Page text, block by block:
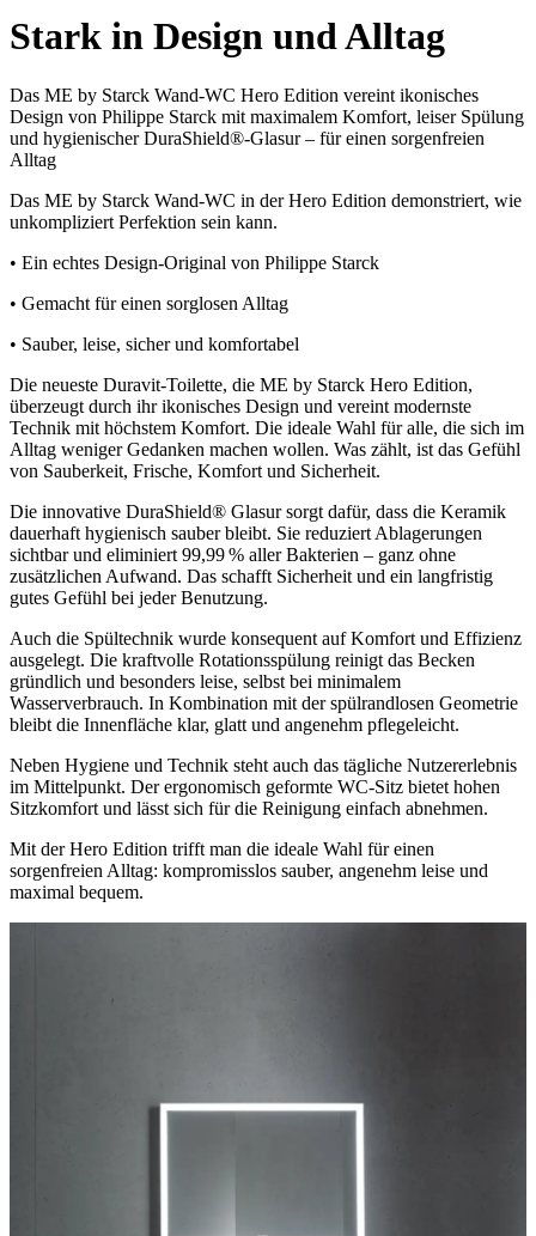
Stark in Design und Alltag
Das ME by Starck Wand-WC Hero Edition vereint ikonisches
Design von Philippe Starck mit maximalem Komfort, leiser Spülung
und hygienischer DuraShield®-Glasur – für einen sorgenfreien
Alltag
Das ME by Starck Wand-WC in der Hero Edition demonstriert, wie
unkompliziert Perfektion sein kann.
• Ein echtes Design-Original von Philippe Starck
• Gemacht für einen sorglosen Alltag
• Sauber, leise, sicher und komfortabel
Die neueste Duravit-Toilette, die ME by Starck Hero Edition,
überzeugt durch ihr ikonisches Design und vereint modernste
Technik mit höchstem Komfort. Die ideale Wahl für alle, die sich im
Alltag weniger Gedanken machen wollen. Was zählt, ist das Gefühl
von Sauberkeit, Frische, Komfort und Sicherheit.
Die innovative DuraShield® Glasur sorgt dafür, dass die Keramik
dauerhaft hygienisch sauber bleibt. Sie reduziert Ablagerungen
sichtbar und eliminiert 99,99 % aller Bakterien – ganz ohne
zusätzlichen Aufwand. Das schafft Sicherheit und ein langfristig
gutes Gefühl bei jeder Benutzung.
Auch die Spültechnik wurde konsequent auf Komfort und Effizienz
ausgelegt. Die kraftvolle Rotationsspülung reinigt das Becken
gründlich und besonders leise, selbst bei minimalem
Wasserverbrauch. In Kombination mit der spülrandlosen Geometrie
bleibt die Innenfläche klar, glatt und angenehm pflegeleicht.
Neben Hygiene und Technik steht auch das tägliche Nutzererlebnis
im Mittelpunkt. Der ergonomisch geformte WC-Sitz bietet hohen
Sitzkomfort und lässt sich für die Reinigung einfach abnehmen.
Mit der Hero Edition trifft man die ideale Wahl für einen
sorgenfreien Alltag: kompromisslos sauber, angenehm leise und
maximal bequem.